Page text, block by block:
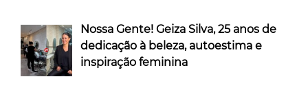
Nossa Gente! Geiza Silva, 25 anos de
dedicação à beleza, autoestima e
inspiração feminina